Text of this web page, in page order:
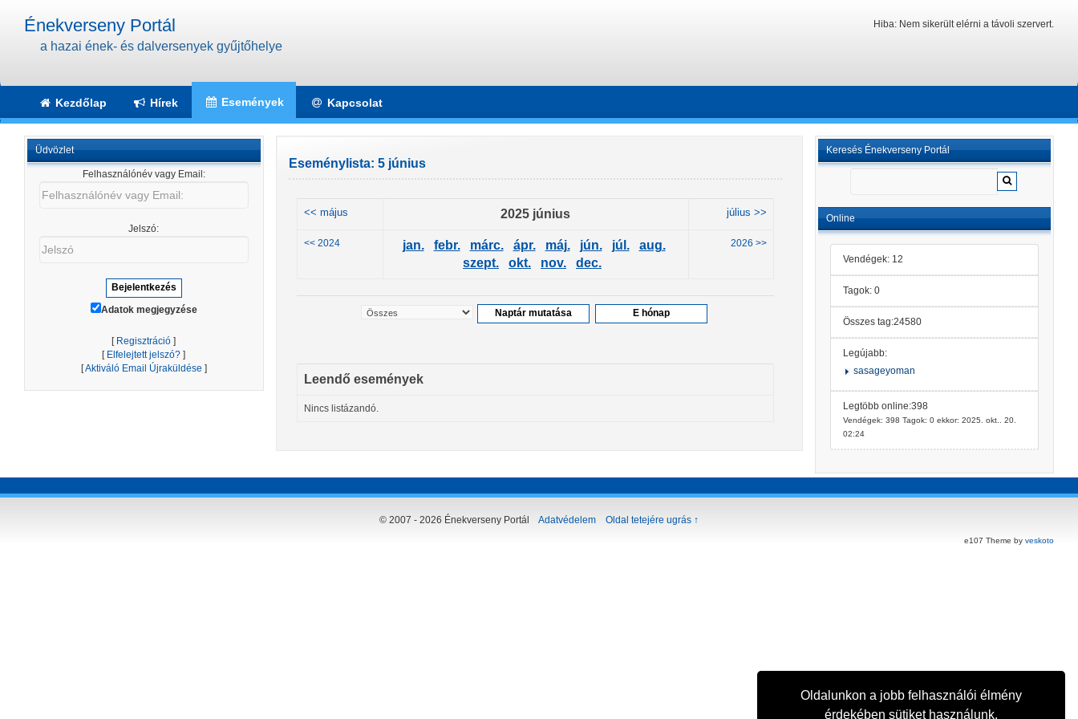
Oldalunkon a jobb felhasználói élmény
érdekében sütiket használunk.
Énekverseny Portál
a hazai ének- és dalversenyek gyűjtőhelye
Hiba: Nem sikerült elérni a távoli szervert.
Kezdőlap Hírek Események Kapcsolat
Üdvözlet
Felhasználónév vagy Email:
vagy
Jelszó:
Adatok megjegyzése
[ Regisztráció ]
[ Elfelejtett jelszó? ]
[Aktiváló Email Újraküldése ]
Keresés Énekverseny Portál
Online
Vendégek: 12
Tagok: 0
Összes tag:24580
Legújabb:
sasageyoman
Legtöbb online:398
Vendégek: 398 Tagok: 0 ekkor: 2025. okt.. 20.
02:24
Eseménylista: 5 június
<< május 2025 június július >>
<< 2024 jan. febr. márc. ápr. máj. jún. júl.
aug.
szept.
okt. nov. dec.
2026 >>
Leendő események
Nincs listázandó.
© 2007 - 2026 Énekverseny Portál Adatvédelem Oldal tetejére ugrás ↑
e107 Theme by veskoto